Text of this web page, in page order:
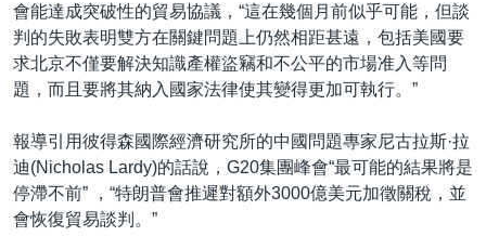
會能達成突破性的貿易協議，“這在幾個月前似乎可能，但談
判的失敗表明雙方在關鍵問題上仍然相距甚遠，包括美國要
求北京不僅要解決知識產權盜竊和不公平的市場准入等問
題，而且要將其納入國家法律使其變得更加可執行。”
報導引用彼得森國際經濟研究所的中國問題專家尼古拉斯·拉
迪(Nicholas Lardy)的話說，G20集團峰會“最可能的結果將是
停滯不前” ，“特朗普會推遲對額外3000億美元加徵關稅，並
會恢復貿易談判。”